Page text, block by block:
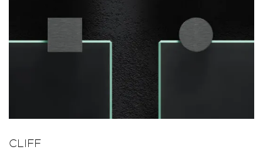
CLIFF